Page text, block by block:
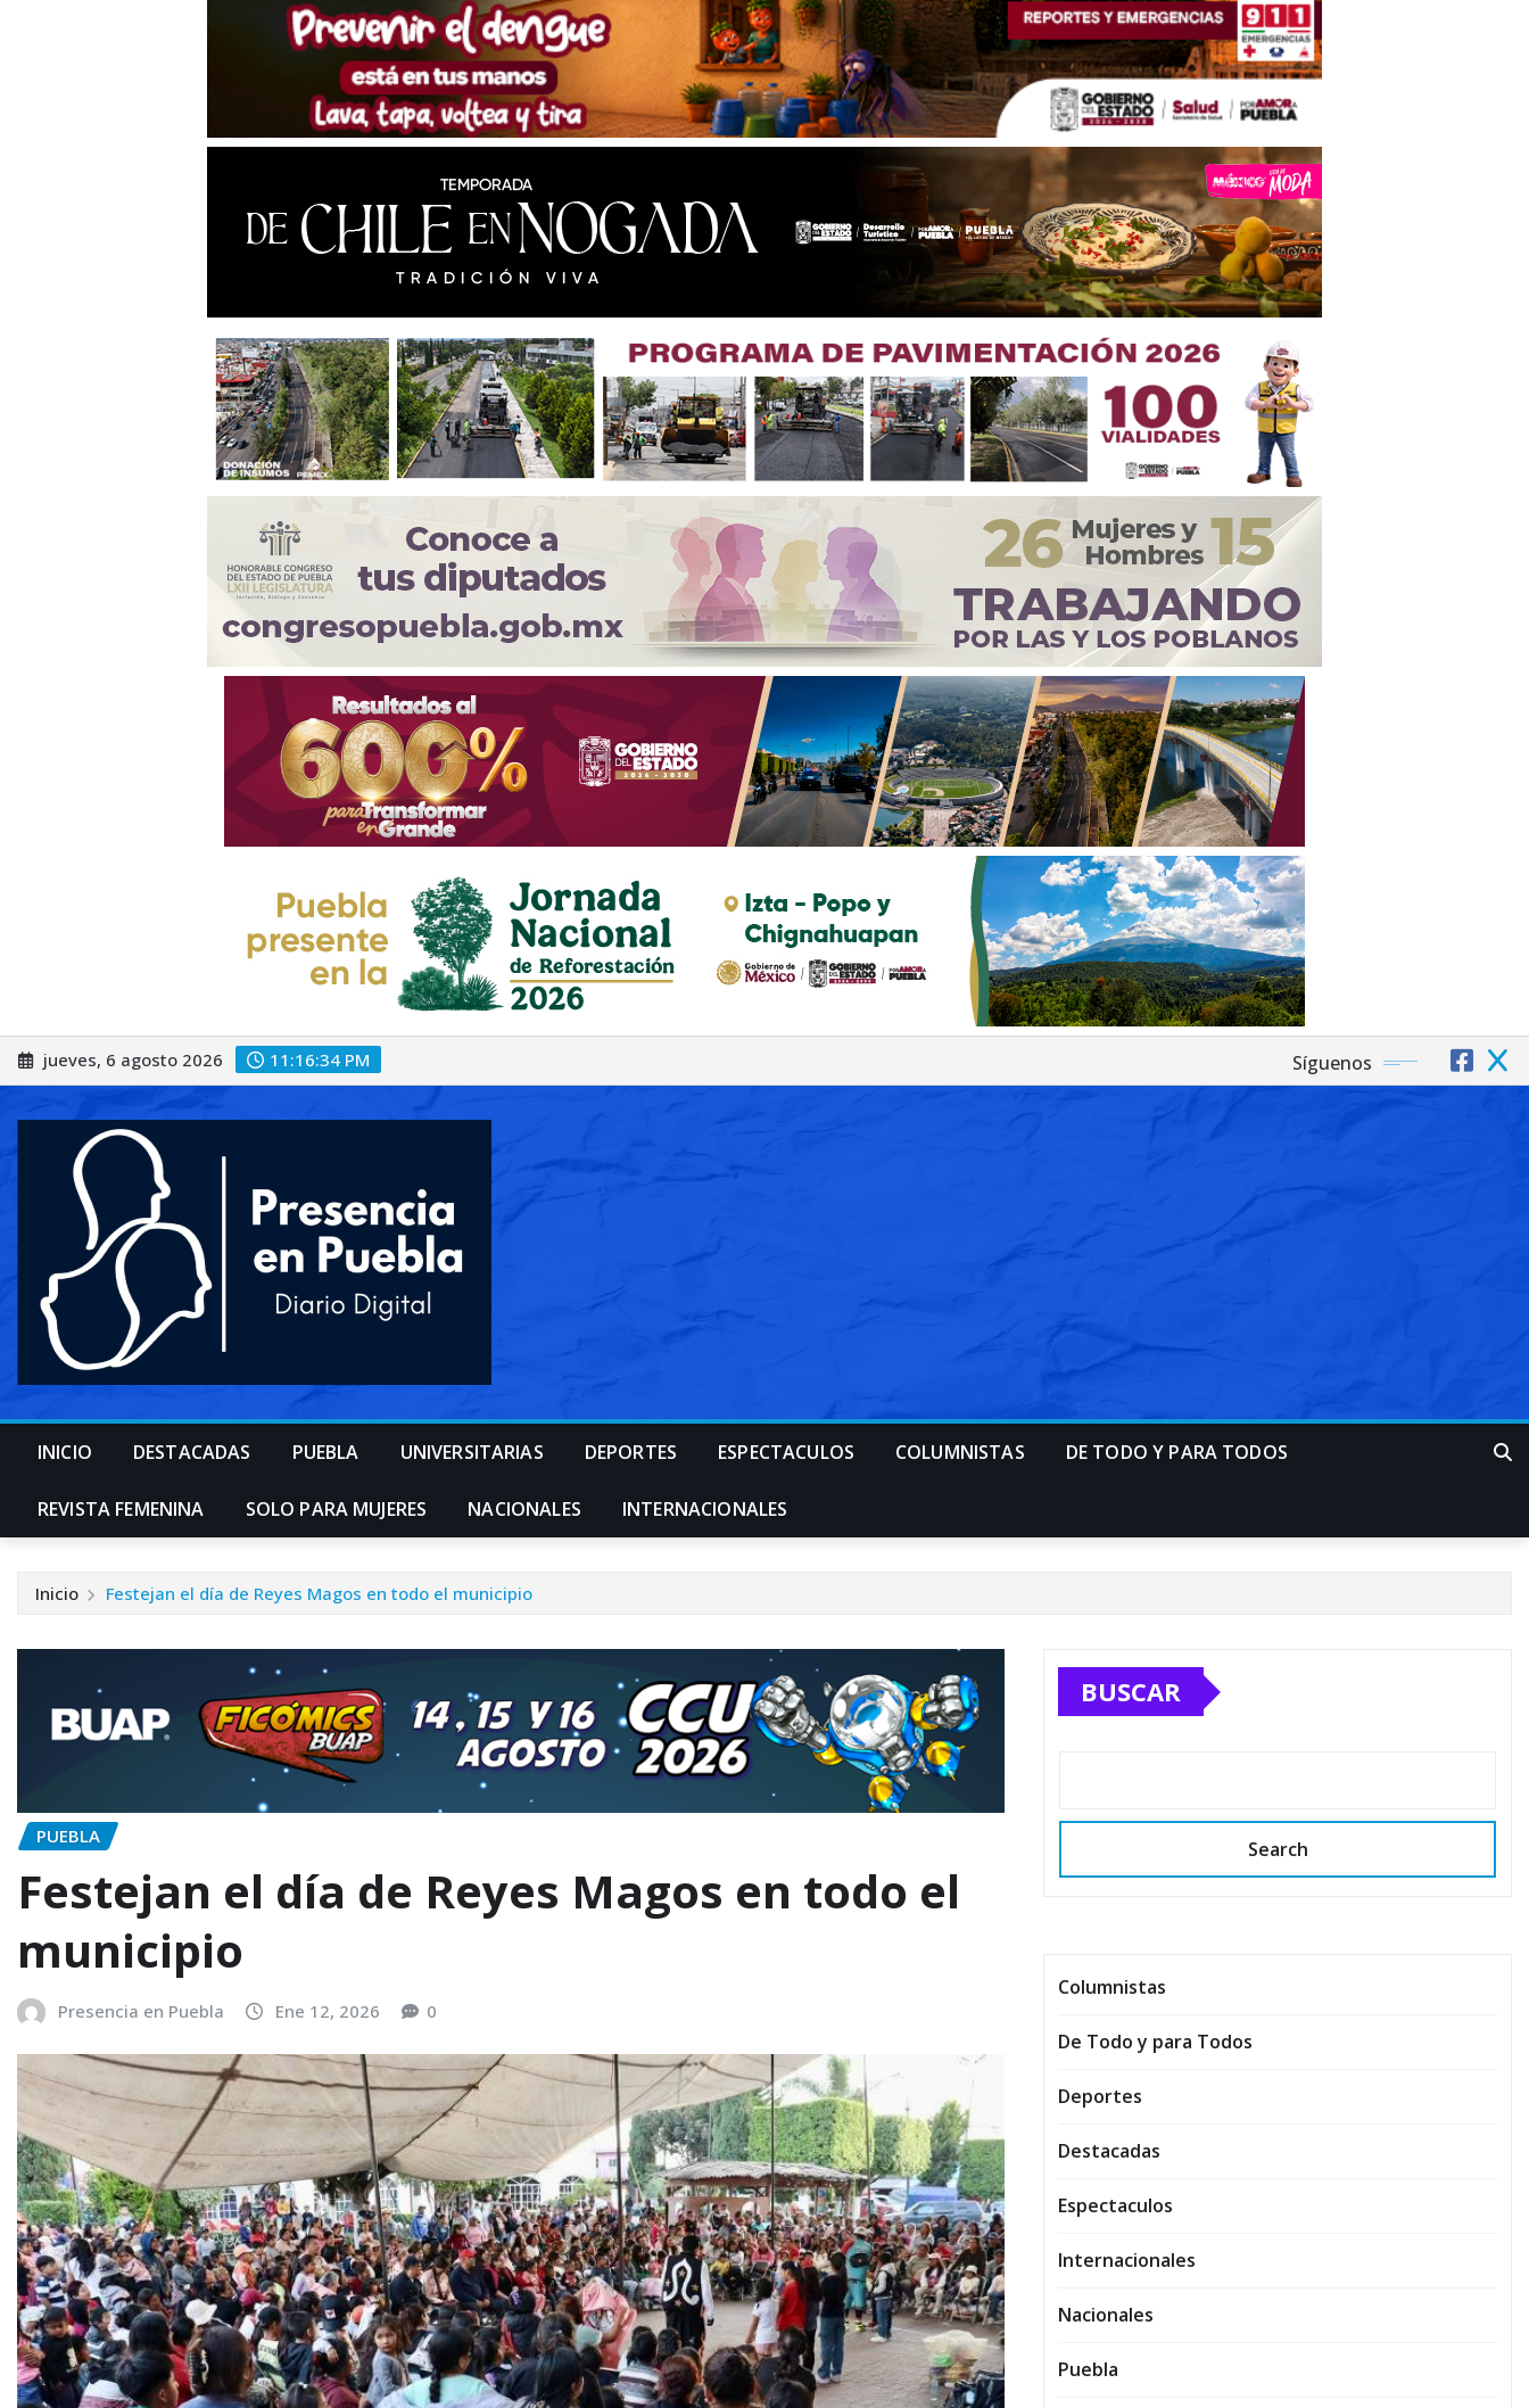
Saltar
al
jueves, 6 agosto 2026 11:16:36 PM Síguenos
INICIO DESTACADAS PUEBLA UNIVERSITARIAS DEPORTES ESPECTACULOS COLUMNISTAS DE TODO Y PARA TODOS
REVISTA FEMENINA SOLO PARA MUJERES NACIONALES INTERNACIONALES
Inicio Festejan el día de Reyes Magos en todo el municipio
PUEBLA
Festejan el día de Reyes Magos en todo el
municipio
Presencia en Puebla Ene 12, 2026 0
BUSCAR
Search
Columnistas
De Todo y para Todos
Deportes
Destacadas
Espectaculos
Internacionales
Nacionales
Puebla